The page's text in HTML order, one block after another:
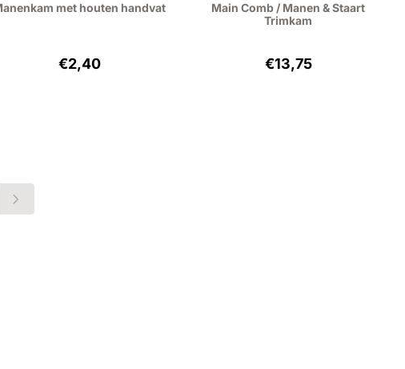
met houten handvat
Prijs: 2,40, exclusief btw: 1,98
€2,40
Main Comb / Manen & Staart
Trimkam
Prijs: 13,75, exclusief
€13,75
10,74